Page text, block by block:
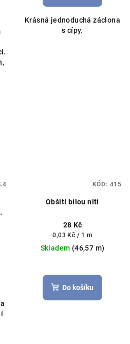
z
5
Krásná jednoduchá záclona
s cípy.
Obšití bílou nití
28 Kč
Měrná
cena:
0,03 Kč / 1 m
Skladem (46,57 m)
Do košíku
KÓD: 415